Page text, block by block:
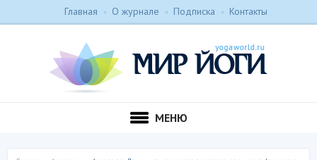
Главная О журнале Подписка Контакты
МЕНЮ